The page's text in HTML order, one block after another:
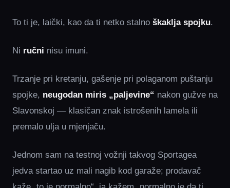
To ti je, laički, kao da ti netko stalno škaklja spojku.
Ni ručni nisu imuni.
Trzanje pri kretanju, gašenje pri polaganom puštanju
spojke, neugodan miris „paljevine“ nakon gužve na
Slavonskoj — klasičan znak istrošenih lamela ili
premalo ulja u mjenjaču.
Jednom sam na testnoj vožnji takvog Sportagea
jedva startao uz mali nagib kod garaže; prodavač